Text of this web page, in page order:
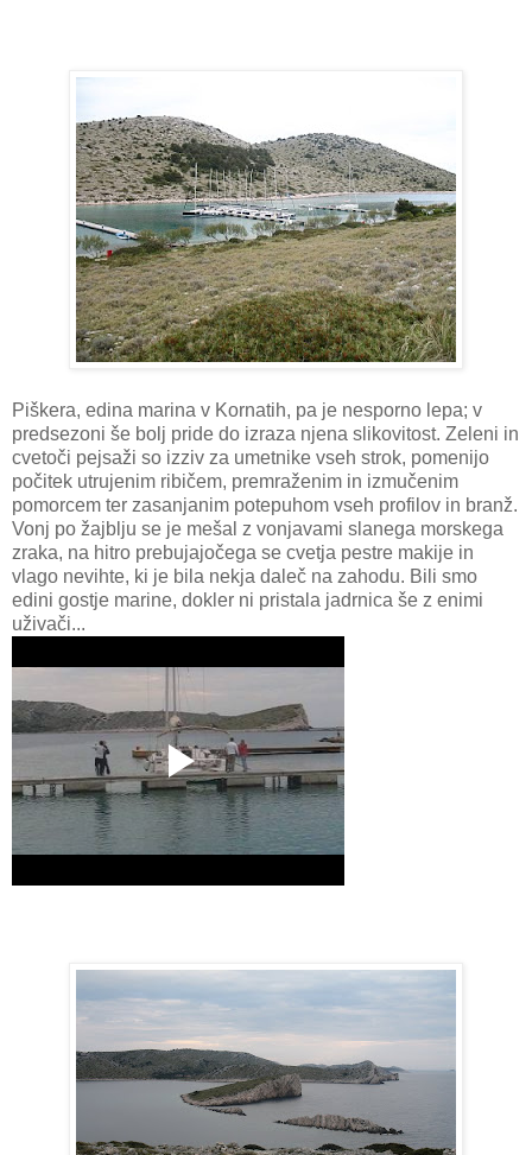
Piškera, edina marina v Kornatih, pa je nesporno lepa; v
predsezoni še bolj pride do izraza njena slikovitost. Zeleni in
cvetoči pejsaži so izziv za umetnike vseh strok, pomenijo
počitek utrujenim ribičem, premraženim in izmučenim
pomorcem ter zasanjanim potepuhom vseh profilov in branž.
Vonj po žajblju se je mešal z vonjavami slanega morskega
zraka, na hitro prebujajočega se cvetja pestre makije in
vlago nevihte, ki je bila nekja daleč na zahodu. Bili smo
edini gostje marine, dokler ni pristala jadrnica še z enimi
uživači...